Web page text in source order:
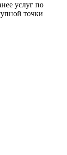
услуг по
точки